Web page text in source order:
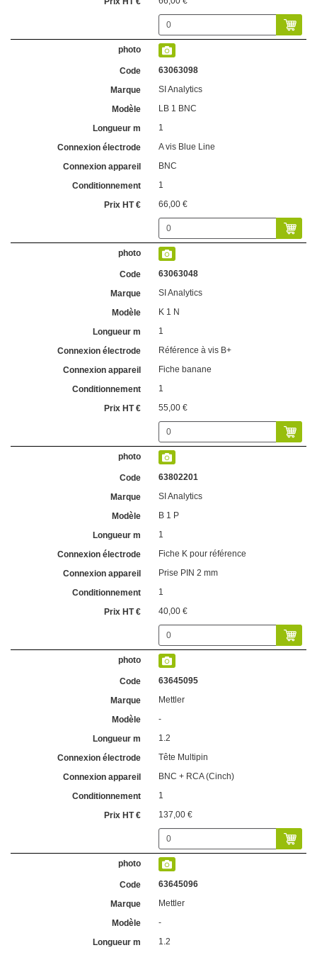
63063098
SI Analytics
LB 1 BNC
1
A vis Blue Line
BNC
1
66,00 €
63063048
SI Analytics
K 1 N
1
Référence à vis B+
Fiche banane
1
55,00 €
63802201
SI Analytics
B 1 P
1
Fiche K pour référence
Prise PIN 2 mm
1
40,00 €
63645095
Mettler
-
1.2
Tête Multipin
BNC + RCA (Cinch)
1
137,00 €
63645096
Mettler
-
1.2